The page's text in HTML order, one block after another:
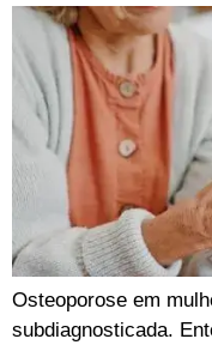
Osteoporose em
subdiagnosticada.